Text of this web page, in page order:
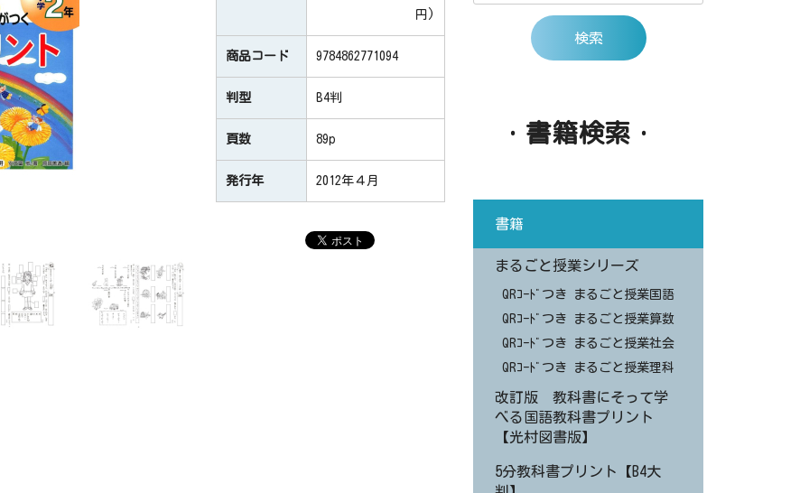
円)
商品コード 9784862771094
判型 B4判
頁数 89p
発行年 2012年４月
・書籍検索・
書籍
まるごと授業シリーズ
QRｺｰﾄﾞつき まるごと授業国語
QRｺｰﾄﾞつき まるごと授業算数
QRｺｰﾄﾞつき まるごと授業社会
QRｺｰﾄﾞつき まるごと授業理科
改訂版 教科書にそって学
べる国語教科書プリント
【光村図書版】
5分教科書プリント【B4大